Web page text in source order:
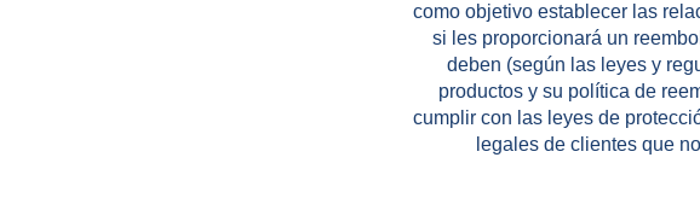
como objetivo establecer las
si les proporcionará un
deben (según las leyes y
productos y su política de
cumplir con las leyes de
legales de clientes que